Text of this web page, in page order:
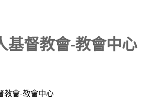
基督教會-教會中心
教會-教會中心